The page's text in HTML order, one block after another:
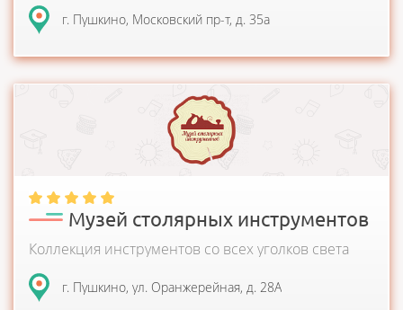
г. Пушкино, Московский пр-т, д. 35а
32 года коллекционирования, более 2 000 экспонатов, 9
отраслей столярного дела! Откройте для себ...
Музей столярных инструментов
Коллекция инструментов со всех уголков света
г. Пушкино, ул. Оранжерейная, д. 28А